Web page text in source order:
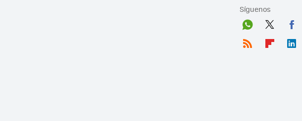
Síguenos
Wh
Twit
Fac